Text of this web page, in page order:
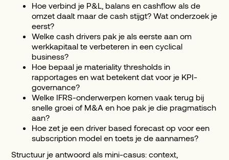
Hoe verbind je P&L, balans en cashflow als de
omzet daalt maar de cash stijgt? Wat onderzoek je
eerst?
Welke cash drivers pak je als eerste aan om
werkkapitaal te verbeteren in een cyclical
business?
Hoe bepaal je materiality thresholds in
rapportages en wat betekent dat voor je KPI-
governance?
Welke IFRS-onderwerpen komen vaak terug bij
snelle groei of M&A en hoe pak je die pragmatisch
aan?
Hoe zet je een driver based forecast op voor een
subscription model en toets je de aannames?
Structuur je antwoord als mini-casus: context,